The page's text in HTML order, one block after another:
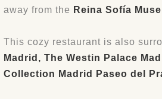
away from the Reina Sofía
This cozy restaurant is also
Madrid, The Westin Palace
Collection Madrid Paseo del